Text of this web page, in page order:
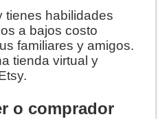
tienes habilidades
a bajos costo
familiares y amigos.
tienda virtual y
o comprador